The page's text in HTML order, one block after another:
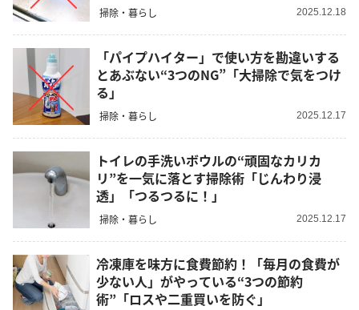
掃除・暮らし 2025.12.18
「パイプハイター」で使い方を勘違いする
とあぶない“3つのNG”「大掃除で気をつけ
る」
掃除・暮らし 2025.12.17
トイレの手洗いボウルの“頑固なカリカ
リ”を一気に落とす掃除術「じんわり浸
透」「つるつるに！」
掃除・暮らし 2025.12.17
冷凍庫を味方に食費節約！「毎月の食費が
少ない人」がやっている“3つの節約
術”「ロスや二重買いを防ぐ」